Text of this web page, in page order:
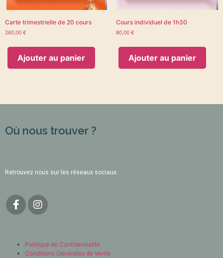
Carte trimestrielle de 20 cours
260,00 €
Ajouter au panier
Cours individuel de 1h30
80,00 €
Ajouter au panier
Où nous trouver ?
Retrouvez nous sur les réseaux sociaux.
Politique de Confidentialité
Conditions Générales de Vente